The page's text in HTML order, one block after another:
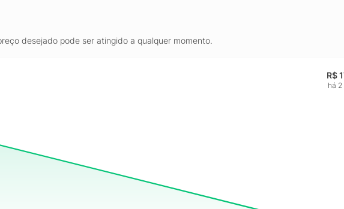
desejado pode ser atingido a qualquer momento.
R$
há 2